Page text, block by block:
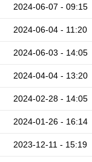
2024-06-07 - 09:15
2024-06-04 - 11:20
2024-06-03 - 14:05
2024-04-04 - 13:20
2024-02-28 - 14:05
2024-01-26 - 16:14
2023-12-11 - 15:19